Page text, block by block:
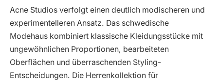
Acne Studios verfolgt einen deutlich modischeren und
experimentelleren Ansatz. Das schwedische
Modehaus kombiniert klassische Kleidungsstücke mit
ungewöhnlichen Proportionen, bearbeiteten
Oberflächen und überraschenden Styling-
Entscheidungen. Die Herrenkollektion für